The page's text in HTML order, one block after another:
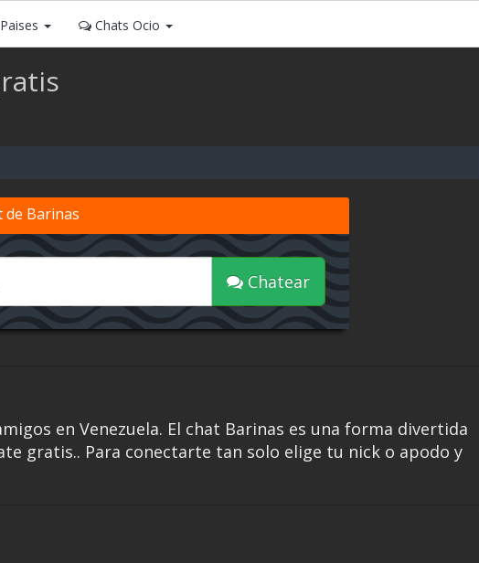
Chats Ocio
de Barinas
Chatear
en Venezuela. El chat Barinas es una forma divertida
gratis.. Para conectarte tan solo elige tu nick o apodo y